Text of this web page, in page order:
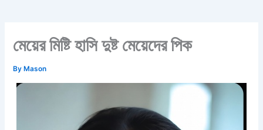
মেয়ের মিষ্টি হাসি দুষ্ট মেয়েদের পিক
By Mason